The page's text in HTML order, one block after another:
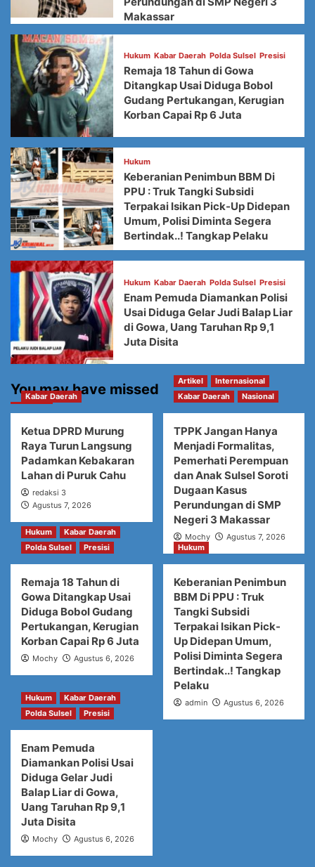
Makassar
Hukum Kabar Daerah Polda Sulsel Presisi
Remaja 18 Tahun di Gowa
Ditangkap Usai Diduga Bobol
Gudang Pertukangan, Kerugian
Korban Capai Rp 6 Juta
Hukum
Keberanian Penimbun BBM Di
PPU : Truk Tangki Subsidi
Terpakai Isikan Pick-Up Didepan
Umum, Polisi Diminta Segera
Bertindak..! Tangkap Pelaku
Hukum Kabar Daerah Polda Sulsel Presisi
Enam Pemuda Diamankan Polisi
Usai Diduga Gelar Judi Balap Liar
di Gowa, Uang Taruhan Rp 9,1
Juta Disita
You may have missed
Kabar Daerah
Ketua DPRD Murung
Raya Turun Langsung
Padamkan Kebakaran
Lahan di Puruk Cahu
redaksi 3
Agustus 7, 2026
Artikel
Internasional
Kabar Daerah
Nasional
TPPK Jangan Hanya
Menjadi Formalitas,
Pemerhati Perempuan
dan Anak Sulsel Soroti
Dugaan Kasus
Perundungan di SMP
Negeri 3 Makassar
Mochy Agustus 7, 2026
Hukum
Kabar Daerah
Polda Sulsel
Presisi
Remaja 18 Tahun di
Gowa Ditangkap Usai
Diduga Bobol Gudang
Pertukangan, Kerugian
Korban Capai Rp 6 Juta
Mochy Agustus 6, 2026
Hukum
Keberanian Penimbun
BBM Di PPU : Truk
Tangki Subsidi
Terpakai Isikan Pick-
Up Didepan Umum,
Polisi Diminta Segera
Bertindak..! Tangkap
Pelaku
admin Agustus 6, 2026
Hukum
Kabar Daerah
Polda Sulsel
Presisi
Enam Pemuda
Diamankan Polisi Usai
Diduga Gelar Judi
Balap Liar di Gowa,
Uang Taruhan Rp 9,1
Juta Disita
Mochy Agustus 6, 2026